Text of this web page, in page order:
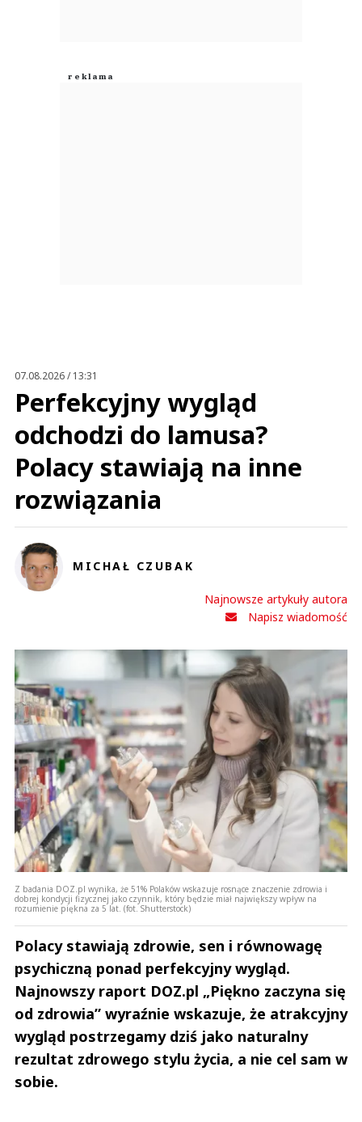
07.08.2026 / 13:31
Perfekcyjny wygląd
odchodzi do lamusa?
Polacy stawiają na inne
rozwiązania
MICHAŁ CZUBAK
Najnowsze artykuły autora
Napisz wiadomość
Z badania DOZ.pl wynika, że 51% Polaków wskazuje rosnące znaczenie zdrowia i
dobrej kondycji fizycznej jako czynnik, który będzie miał największy wpływ na
rozumienie piękna za 5 lat. (fot. Shutterstock)
Polacy stawiają zdrowie, sen i równowagę
psychiczną ponad perfekcyjny wygląd.
Najnowszy raport DOZ.pl „Piękno zaczyna się
od zdrowia” wyraźnie wskazuje, że atrakcyjny
wygląd postrzegamy dziś jako naturalny
rezultat zdrowego stylu życia, a nie cel sam w
sobie.